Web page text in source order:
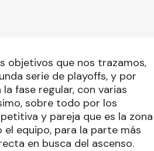
objetivos que nos trazamos,
serie de playoffs, y por
fase regular, con varias
sobre todo por los
y pareja que es la zona
equipo, para la parte más
en busca del ascenso.